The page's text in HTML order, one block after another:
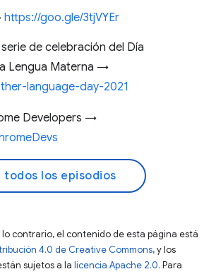
https://goo.gle/3tjVYEr
de celebración del Día
Lengua Materna →
language-day-2021
Developers →
todos los episodios
lo contrario, el contenido de esta página está
4.0 de Creative Commons, y los
sujetos a la licencia Apache 2.0. Para